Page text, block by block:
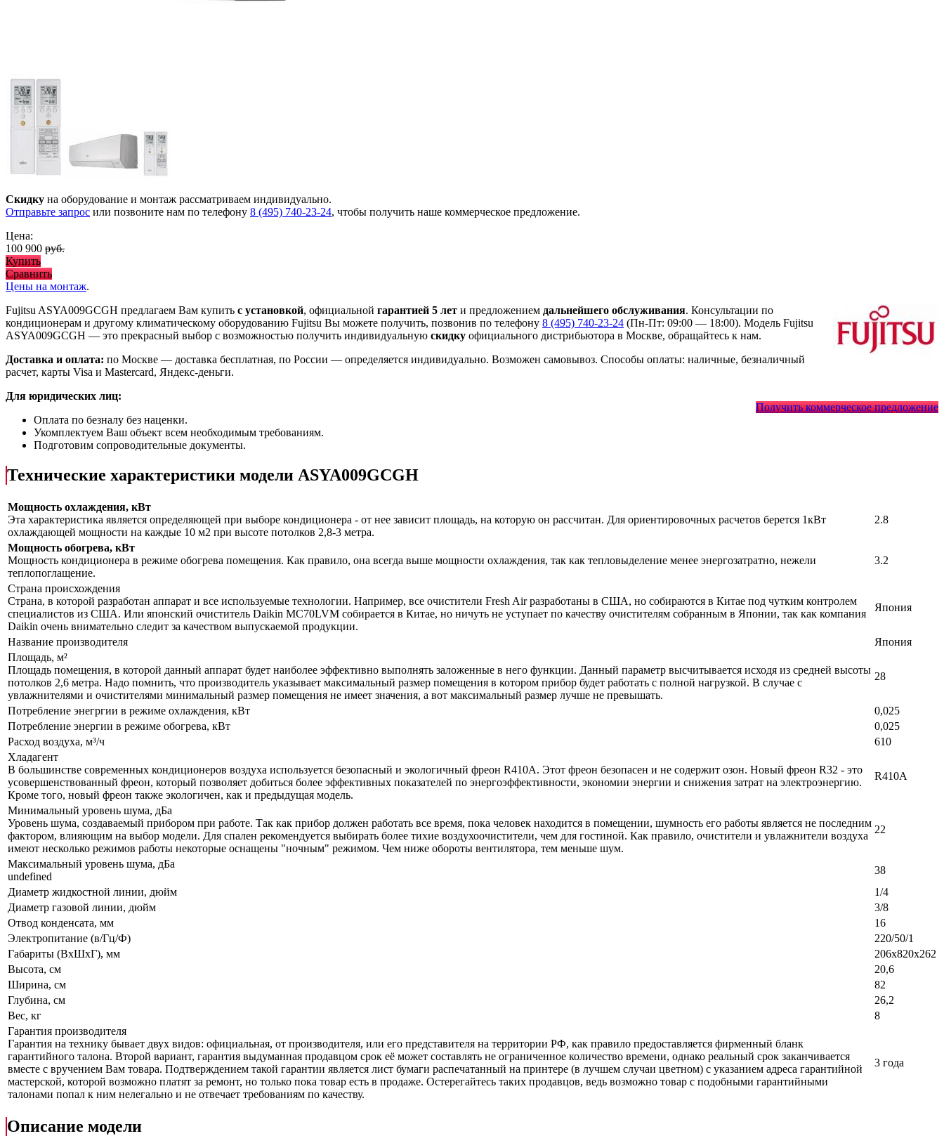
Скидку на оборудование и монтаж рассматриваем индивидуально.
Отправьте запрос или позвоните нам по телефону 8 (495) 740-23-24, чтобы получить наше коммерческое предложение.
Цена:
100 900 руб.
Купить
Сравнить
Цены на монтаж.
Fujitsu ASYA009GCGH предлагаем Вам купить с установкой, официальной гарантией 5 лет и предложением дальнейшего обслуживания. Консультации по
кондиционерам и другому климатическому оборудованию Fujitsu Вы можете получить, позвонив по телефону 8 (495) 740-23-24 (Пн-Пт: 09:00 — 18:00). Модель Fujitsu
ASYA009GCGH — это прекрасный выбор с возможностью получить индивидуальную скидку официального дистрибьютора в Москве, обращайтесь к нам.
Доставка и оплата: по Москве — доставка бесплатная, по России — определяется индивидуально. Возможен самовывоз. Способы оплаты: наличные, безналичный
расчет, карты Visa и Mastercard, Яндекс-деньги.
Получить коммерческое предложение
Для юридических лиц:
Оплата по безналу без наценки.
Укомплектуем Ваш объект всем необходимым требованиям.
Подготовим сопроводительные документы.
Технические характеристики модели ASYA009GCGH
Мощность охлаждения, кВт
Эта характеристика является определяющей при выборе кондиционера - от нее зависит площадь, на которую он рассчитан. Для ориентировочных расчетов берется 1кВт
охлаждающей мощности на каждые 10 м2 при высоте потолков 2,8-3 метра.
2.8
Мощность обогрева, кВт
Мощность кондиционера в режиме обогрева помещения. Как правило, она всегда выше мощности охлаждения, так как тепловыделение менее энергозатратно, нежели
теплопоглащение.
3.2
Страна происхождения
Страна, в которой разработан аппарат и все используемые технологии. Например, все очистители Fresh Air разработаны в США, но собираются в Китае под чутким контролем
специалистов из США. Или японский очиститель Daikin MC70LVM собирается в Китае, но ничуть не уступает по качеству очистителям собранным в Японии, так как компания
Daikin очень внимательно следит за качеством выпускаемой продукции.
Япония
Название производителя
Япония
Площадь, м²
Площадь помещения, в которой данный аппарат будет наиболее эффективно выполнять заложенные в него функции. Данный параметр высчитывается исходя из средней высоты
потолков 2,6 метра. Надо помнить, что производитель указывает максимальный размер помещения в котором прибор будет работать с полной нагрузкой. В случае с
увлажнителями и очистителями минимальный размер помещения не имеет значения, а вот максимальный размер лучше не превышать.
28
Потребление энегргии в режиме охлаждения, кВт
0,025
Потребление энергии в режиме обогрева, кВт
0,025
Расход воздуха, м³/ч
610
Хладагент
В большинстве современных кондиционеров воздуха используется безопасный и экологичный фреон R410A. Этот фреон безопасен и не содержит озон. Новый фреон R32 - это
усовершенствованный фреон, который позволяет добиться более эффективных показателей по энергоэффективности, экономии энергии и снижения затрат на электроэнергию.
Кроме того, новый фреон также экологичен, как и предыдущая модель.
R410A
Минимальный уровень шума, дБа
Уровень шума, создаваемый прибором при работе. Так как прибор должен работать все время, пока человек находится в помещении, шумность его работы является не последним
фактором, влияющим на выбор модели. Для спален рекомендуется выбирать более тихие воздухоочистители, чем для гостиной. Как правило, очистители и увлажнители воздуха
имеют несколько режимов работы некоторые оснащены "ночным" режимом. Чем ниже обороты вентилятора, тем меньше шум.
22
Максимальный уровень шума, дБа
undefined
38
Диаметр жидкостной линии, дюйм
1/4
Диаметр газовой линии, дюйм
3/8
Отвод конденсата, мм
16
Электропитание (в/Гц/Ф)
220/50/1
Габариты (ВxШxГ), мм
206х820х262
Высота, см
20,6
Ширина, см
82
Глубина, см
26,2
Вес, кг
8
Гарантия производителя
Гарантия на технику бывает двух видов: официальная, от производителя, или его представителя на территории РФ, как правило предоставляется фирменный бланк
гарантийного талона. Второй вариант, гарантия выдуманная продавцом срок её может составлять не ограниченное количество времени, однако реальный срок заканчивается
вместе с вручением Вам товара. Подтверждением такой гарантии является лист бумаги распечатанный на принтере (в лучшем случаи цветном) с указанием адреса гарантийной
мастерской, которой возможно платят за ремонт, но только пока товар есть в продаже. Остерегайтесь таких продавцов, ведь возможно товар с подобными гарантийными
талонами попал к ним нелегально и не отвечает требованиям по качеству.
3 года
Описание модели